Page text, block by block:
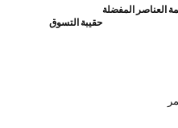
العناصر المفضلة
حقيبة التسوق